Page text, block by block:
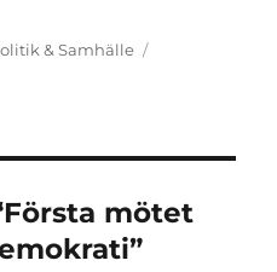
& Samhälle
mötet